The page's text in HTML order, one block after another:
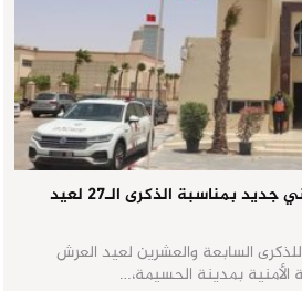
الحسيمة تتعزز بمجمع أمني جديد بمناسبة الذكرى الـ27 لعيد
السابعة والعشرين لعيد العرش
الأمنية بمدينة الحسيمة،…